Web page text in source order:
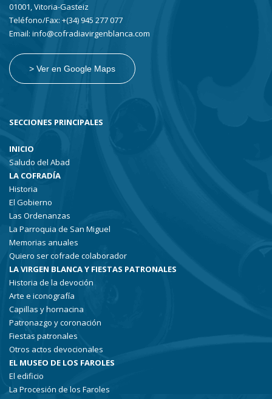
01001, Vitoria-Gasteiz
Teléfono/Fax: +(34) 945 277 077
Email: info@cofradiavirgenblanca.com
> Ver en Google Maps
SECCIONES PRINCIPALES
INICIO
Saludo del Abad
LA COFRADÍA
Historia
El Gobierno
Las Ordenanzas
La Parroquia de San Miguel
Memorias anuales
Quiero ser cofrade colaborador
LA VIRGEN BLANCA Y FIESTAS PATRONALES
Historia de la devoción
Arte e iconografía
Capillas y hornacina
Patronazgo y coronación
Fiestas patronales
Otros actos devocionales
EL MUSEO DE LOS FAROLES
El edificio
La Procesión de los Faroles